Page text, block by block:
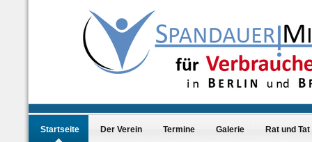
Startseite Der Verein Termine Galerie Rat und Tat